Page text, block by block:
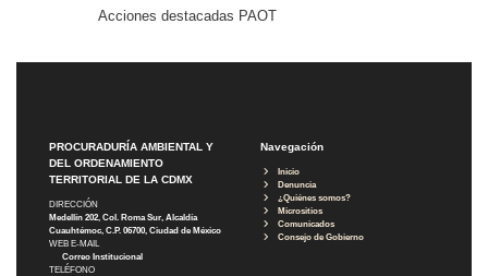
Acciones destacadas PAOT
PROCURADURÍA AMBIENTAL Y
DEL ORDENAMIENTO
TERRITORIAL DE LA CDMX
DIRECCIÓN
Medellín 202, Col. Roma Sur, Alcaldía
Cuauhtémoc, C.P. 06700, Ciudad de México
WEB E-MAIL
Correo Institucional
TELÉFONO
Navegación
Inicio
Denuncia
¿Quiénes somos?
Micrositios
Comunicados
Consejo de Gobierno